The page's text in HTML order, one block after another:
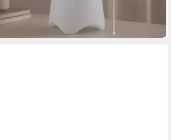
-42%
in 3-4 Werktagen bei dir